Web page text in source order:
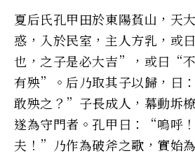
夏后氏孔甲田於東陽萯山，天
惑，入於民室，主人方乳，或
也，之子是必大吉”，或曰“
有殃”。后乃取其子以歸，曰
敢殃之？”子長成人，幕動坼
遂為守門者。孔甲曰：“嗚呼
夫！”乃作為破斧之歌，實始